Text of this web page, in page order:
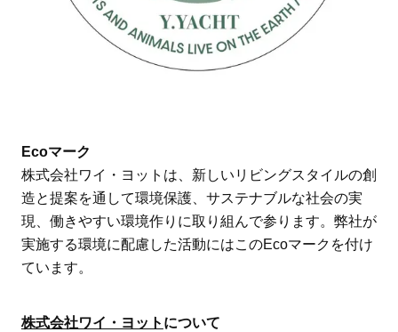
Ecoマーク
株式会社ワイ・ヨットは、新しいリビングスタイルの創
造と提案を通して環境保護、サステナブルな社会の実
現、働きやすい環境作りに取り組んで参ります。弊社が
実施する環境に配慮した活動にはこのEcoマークを付け
ています。
株式会社ワイ・ヨット について